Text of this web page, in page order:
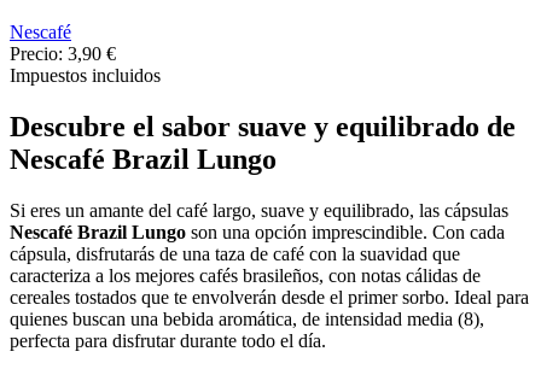
Nescafé
Precio: 3,90 €
Impuestos incluidos
Descubre el sabor suave y equilibrado de
Nescafé Brazil Lungo
Si eres un amante del café largo, suave y equilibrado, las cápsulas
Nescafé Brazil Lungo son una opción imprescindible. Con cada
cápsula, disfrutarás de una taza de café con la suavidad que
caracteriza a los mejores cafés brasileños, con notas cálidas de
cereales tostados que te envolverán desde el primer sorbo. Ideal para
quienes buscan una bebida aromática, de intensidad media (8),
perfecta para disfrutar durante todo el día.